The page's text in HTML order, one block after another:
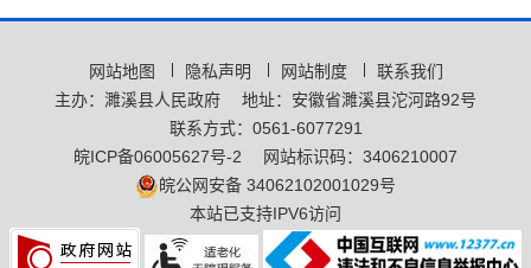
网站地图 隐私声明 网站制度
联系我们
主办：濉溪县人民政府
地址：安徽省濉溪县沱河路92号
联系方式：0561-6077291
皖ICP备06005627号-2
网站标识码：3406210007
皖公网安备 34062102001029号
本站已支持IPV6访问